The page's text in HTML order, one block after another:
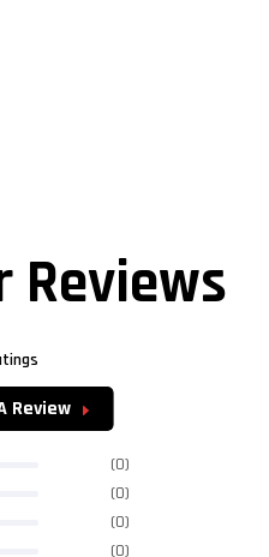
Reviews
Review
(0)
(0)
(0)
(0)